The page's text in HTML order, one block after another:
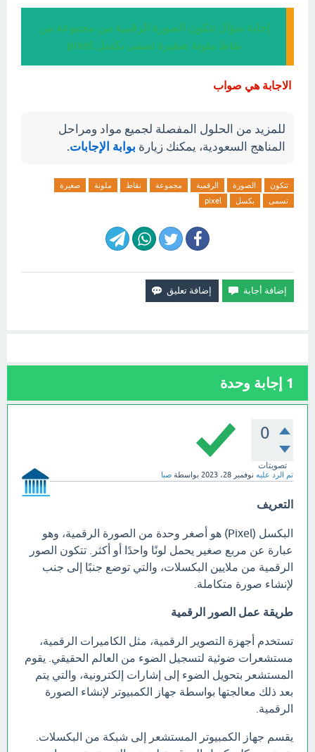
إجابة سؤال تتكون الصورة الرقمية من مجموعة من
نقاط ملونة صغيرة تسمى بكسل pixel
الاجابة هي صواب
للمزيد من الحلول المفصلة لجميع مواد ومراحل
المناهج السعودية، يمكنك زيارة بوابة الإجابات.
تتكون الصورة الرقمية مجموعة نقاط ملونة
صغيرة
تسمى
بكسل pixel
1 إجابة وحدة
0
تصويتات
تم الرد عليه نوفمبر 28، 2023 بواسطة صبا
التعريف
البكسل (Pixel) هو أصغر وحدة من الصورة الرقمية، وهو
عبارة عن مربع صغير يحمل لونًا واحدًا أو أكثر. تتكون الصور
الرقمية من ملايين البكسلات، والتي توضع جنبًا إلى جنب
لإنشاء صورة متكاملة.
طريقة عمل الصور الرقمية
تستخدم أجهزة التصوير الرقمية، مثل الكاميرات الرقمية،
مستشعرات ضوئية لتسجيل الضوء من العالم الحقيقي. يقوم
المستشعر بتحويل الضوء إلى إشارات إلكترونية، والتي يتم
بعد ذلك معالجتها بواسطة جهاز الكمبيوتر لإنشاء الصورة
الرقمية.
يقسم جهاز الكمبيوتر المستشعر إلى شبكة من البكسلات.